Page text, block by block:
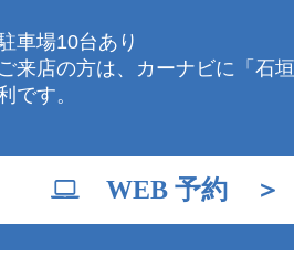
車場10台あり
来店の方は、カーナビに「石
です。
WEB 予約 ＞